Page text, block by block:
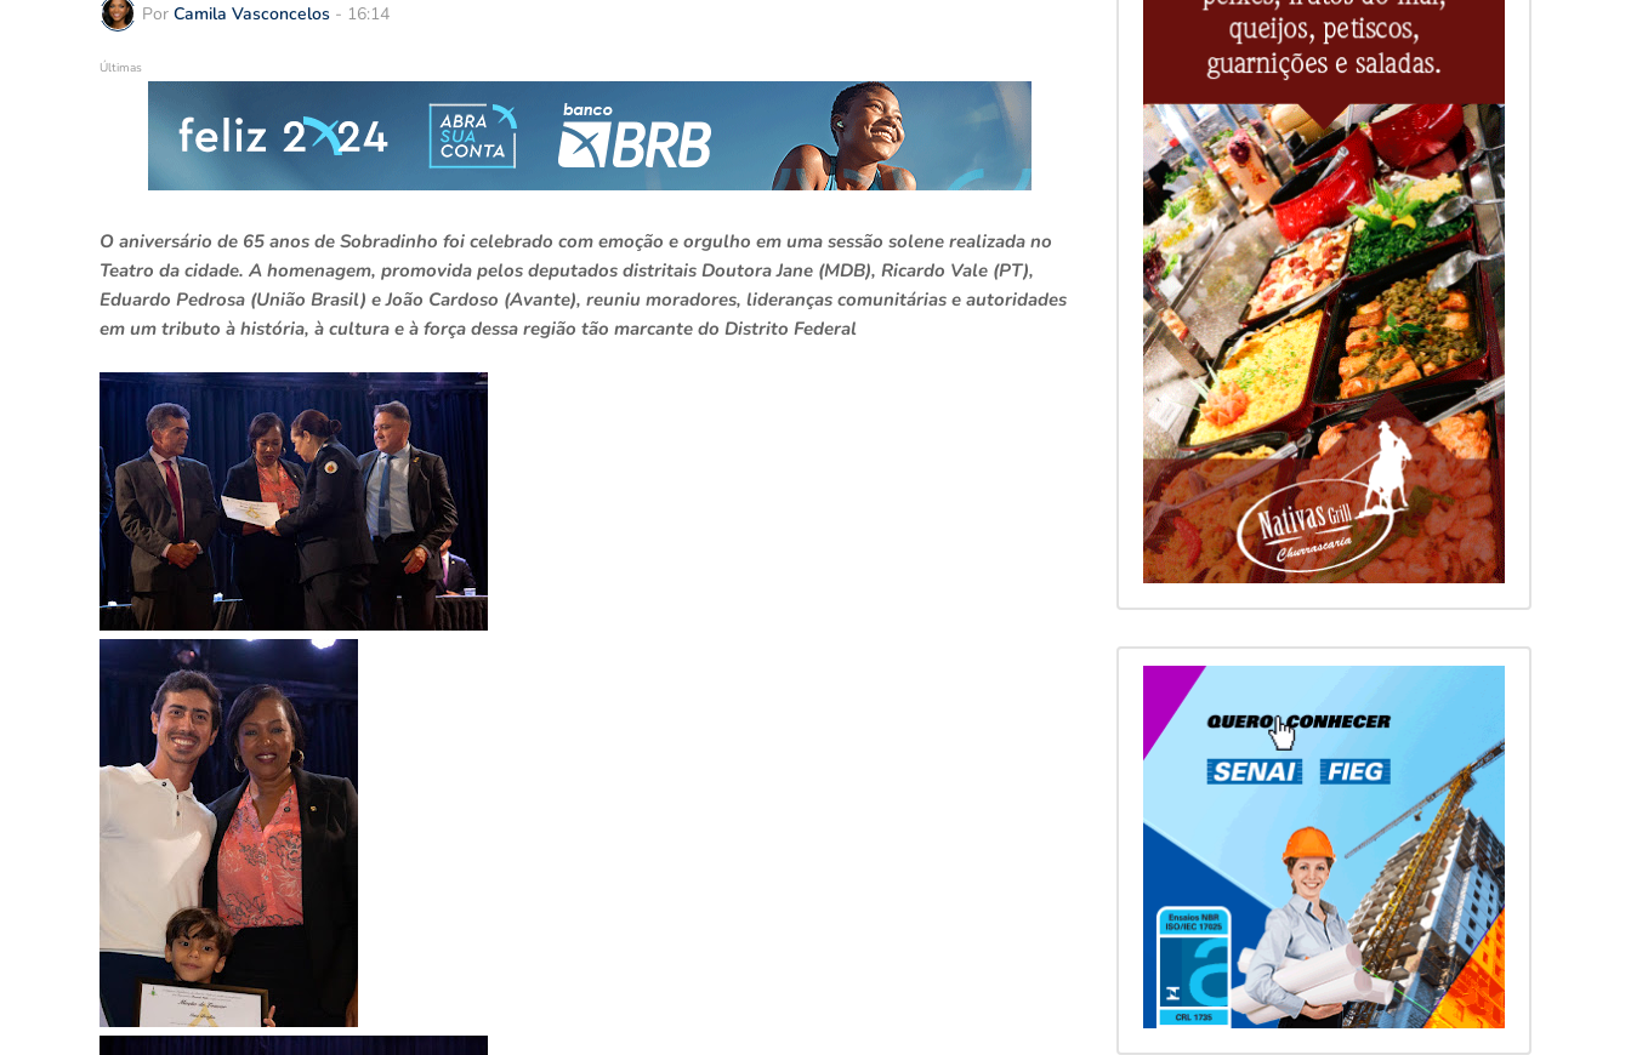
Por Camila Vasconcelos - 16:14
Últimas
O aniversário de 65 anos de Sobradinho foi celebrado com emoção e orgulho em uma sessão solene realizada no
Teatro da cidade. A homenagem, promovida pelos deputados distritais Doutora Jane (MDB), Ricardo Vale (PT),
Eduardo Pedrosa (União Brasil) e João Cardoso (Avante), reuniu moradores, lideranças comunitárias e autoridades
em um tributo à história, à cultura e à força dessa região tão marcante do Distrito Federal